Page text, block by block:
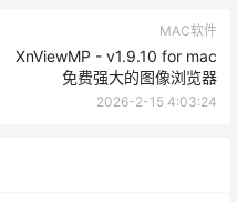
MAC软件
XnViewMP - v1.9.10 for mac
免费强大的图像浏览器
2026-2-15 4:03:24